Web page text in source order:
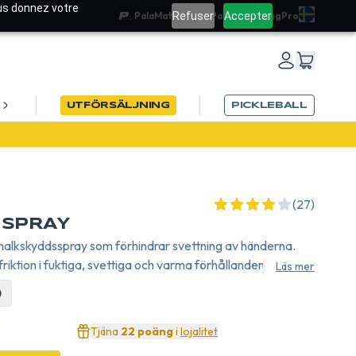
donnez votre
Refuser Accepter
PalaMatchTeam PadelRefBloggPro
UTFÖRSÄLJNING PICKLEBALL
(27)
som förhindrar svettning av händerna.
i fuktiga, svettiga och varma förhållanden.
Läs mer
Tjäna 22 poängi lojalitet